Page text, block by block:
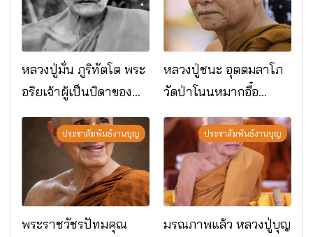
หลวงปู่มั่น ภูริทัตโต พระ
อริยเจ้าผู้เป็นบิดาของ
พระกรรมฐาน
หลวงปู่ชนะ อุตตมลาโภ
วัดป่าโนนหมากอื๋อ
อ.เมือง จ.มหาสารคาม
ประชาสัมพันธ์งานบุญ
พระราชวัชรปัทมคุณ
ประชาสัมพันธ์งานบุญ
มรณภาพแล้ว หลวงปู่บุญ